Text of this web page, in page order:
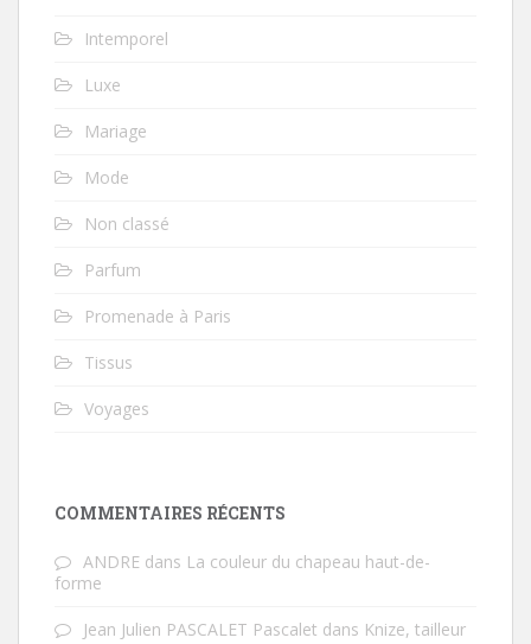
Intemporel
Luxe
Mariage
Mode
Non classé
Parfum
Promenade à Paris
Tissus
Voyages
COMMENTAIRES RÉCENTS
ANDRE dans La couleur du chapeau haut-de-
forme
Jean Julien PASCALET Pascalet dans Knize, tailleur